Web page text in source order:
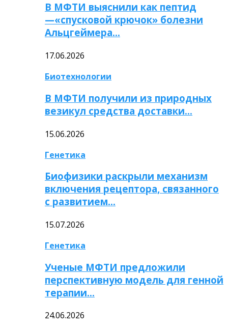
В МФТИ выяснили как пептид
—«спусковой крючок» болезни
Альцгеймера…
17.06.2026
Биотехнологии
В МФТИ получили из природных
везикул средства доставки…
15.06.2026
Генетика
Биофизики раскрыли механизм
включения рецептора, связанного
с развитием…
15.07.2026
Генетика
Ученые МФТИ предложили
перспективную модель для генной
терапии…
24.06.2026